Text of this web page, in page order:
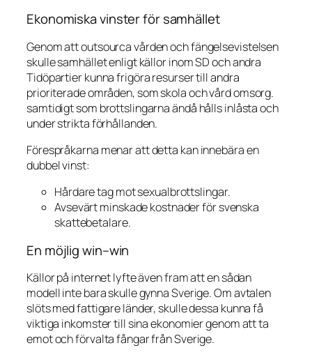
Ekonomiska vinster för samhället
Genom att outsourca vården och fängelsevistelsen
skulle samhället enligt källor inom SD och andra
Tidöpartier kunna frigöra resurser till andra
prioriterade områden, som skola och vård omsorg.
samtidigt som brottslingarna ändå hålls inlåsta och
under strikta förhållanden.
Förespråkarna menar att detta kan innebära en
dubbel vinst:
Hårdare tag mot sexualbrottslingar.
Avsevärt minskade kostnader för svenska
skattebetalare.
En möjlig win–win
Källor på internet lyfte även fram att en sådan
modell inte bara skulle gynna Sverige. Om avtalen
slöts med fattigare länder, skulle dessa kunna få
viktiga inkomster till sina ekonomier genom att ta
emot och förvalta fångar från Sverige.